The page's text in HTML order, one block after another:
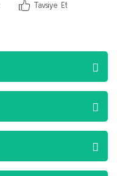
Tavsiye Et